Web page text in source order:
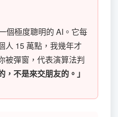
個極度聰明的 AI。它每
人 15 萬點，我幾年才
被彈窗，代表演算法判
，不是來交朋友的。」